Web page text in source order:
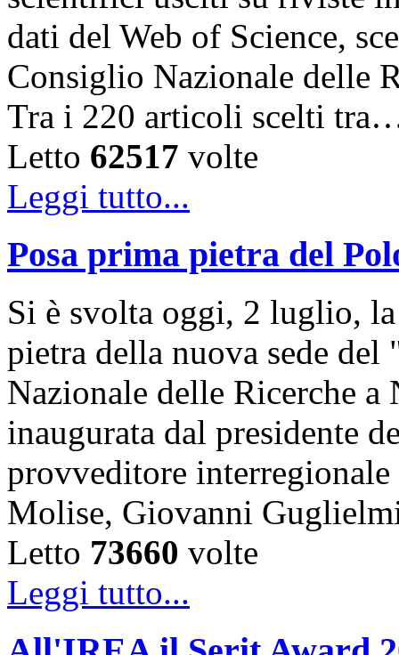
dati del Web of Science,
Consiglio Nazionale delle
Tra i 220 articoli scelti
Letto 62517 volte
Leggi tutto...
Posa prima pietra del
Si è svolta oggi, 2 luglio,
pietra della nuova sede
Nazionale delle Ricerche
inaugurata dal presidente
provveditore
Molise, Giovanni
Letto 73660 volte
Leggi tutto...